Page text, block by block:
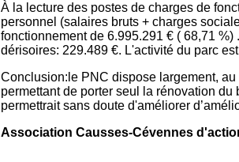
À la lecture des postes de charges de
personnel (salaires bruts + charges
fonctionnement de 6.995.291 € ( 68,71
dérisoires: 229.489 €. L'activité du parc
Conclusion:le PNC dispose largement,
permettant de porter seul la rénovation
permettrait sans doute d'améliorer
Association Causses-Cévennes